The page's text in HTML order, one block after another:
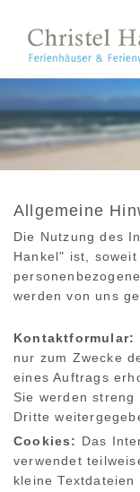
Allgemeine
Die Nutzung des
Hankel" ist,
werden von uns
Kontaktformular:
nur zum Zwecke
eines Auftrags
Sie werden
Dritte
Cookies: Das
verwendet
kleine